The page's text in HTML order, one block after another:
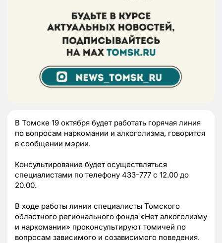
В Томске 19 октября будет работать горячая линия
по вопросам наркомании и алкоголизма, говорится
в сообщении мэрии.
Консультирование будет осуществляться
специалистами по телефону 433-777 с 12.00 до
20.00.
В ходе работы линии специалисты Томского
областного регионального фонда «Нет алкоголизму
и наркомании» проконсультируют томичей по
вопросам зависимого и созависимого поведения.